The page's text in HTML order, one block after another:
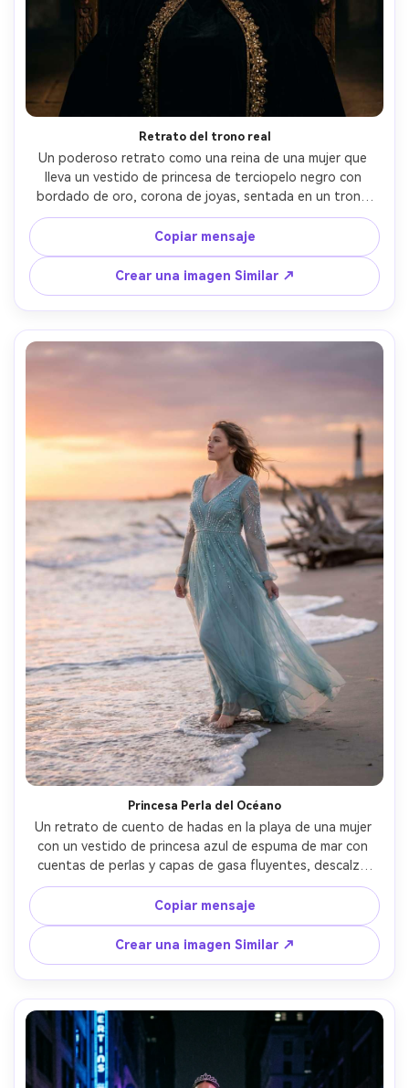
Retrato del trono real
Un poderoso retrato como una reina de una mujer que
lleva un vestido de princesa de terciopelo negro con
bordado de oro, corona de joyas, sentada en un trono
ornamentado, iluminación claroscura dramática con un
solo foco, tomada en Canon EOS R5 con 85 mm f/1.2,
composición centrada, mirada intensa, textura de
terciopelo ultra realista y resaltados de metal, retrato
cinematográfico de lujo- -ar 4:5
Copiar mensaje
Crear una imagen Similar ↗
Princesa Perla del Océano
Un retrato de cuento de hadas en la playa de una mujer
con un vestido de princesa azul de espuma de mar con
cuentas de perlas y capas de gasa fluyentes, descalzo
cerca de la costa, olas suaves y cielo de puesta de sol
pastel, cabello barrido por el viento, tomado en Sony
A7IV con 70-200mm a 135mm f/2.8, enmarco de cuerpo
completo, retroiluminación de la hora dorada, detalle
fotorealista, editorial costero soñador- -ar 4:5
Copiar mensaje
Crear una imagen Similar ↗